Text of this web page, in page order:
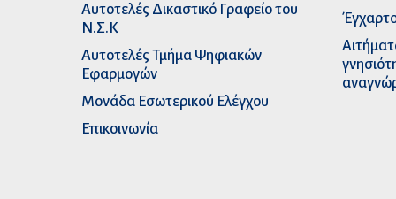
Αυτοτελές Δικαστικό Γραφείο του
Ν.Σ.Κ
Αυτοτελές Τμήμα Ψηφιακών
Εφαρμογών
Μονάδα Εσωτερικού Ελέγχου
Επικοινωνία